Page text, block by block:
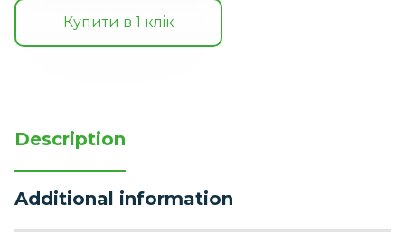
Купити в 1 клiк
Description
Additional information